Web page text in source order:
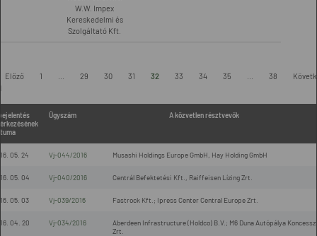
W.W. Impex
Kereskedelmi és
Szolgáltató Kft.
Előző 1 29 30 31 32 33 34 35 38
Ügyszám A közvetlen résztvevők
05. 24 Vj-044/2016 Musashi Holdings Europe GmbH, Hay Holding GmbH
05. 04 Vj-040/2016 Centrál Befektetési Kft., Raiffeisen Lízing Zrt.
05. 03 Vj-039/2016 Fastrock Kft.; Ipress Center Central Europe Zrt.
04. 20 Vj-034/2016
Aberdeen Infrastructure (Holdco) B.V.; M6 Duna Autópálya
Zrt.